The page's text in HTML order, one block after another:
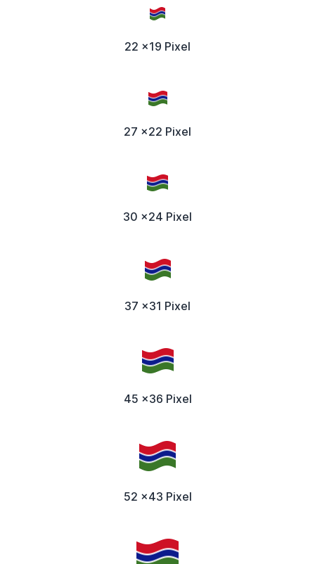
22 x19 Pixel
27 x22 Pixel
30 x24 Pixel
37 x31 Pixel
45 x36 Pixel
52 x43 Pixel